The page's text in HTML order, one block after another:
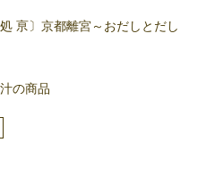
亰〕京都離宮～おだしとだし
の商品